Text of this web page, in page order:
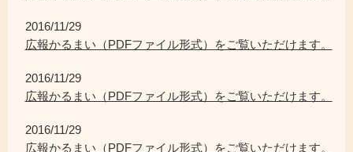
2016/11/29
広報かるまい（PDFファイル形式）をご覧いただけます。
2016/11/29
広報かるまい（PDFファイル形式）をご覧いただけます。
2016/11/29
広報かるまい（PDFファイル形式）をご覧いただけます。